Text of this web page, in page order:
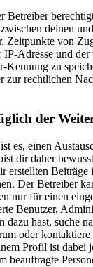
Betreiber
deinen
Zeitpunkte von
IP-Adresse und
Kennung zu
zur rechtlichen
der
es, einen
dir daher
erstellten Beiträge
Der Betreiber
nur für einen
Benutzer,
dazu hast, suche
oder
Profil ist dabei
beauftragte